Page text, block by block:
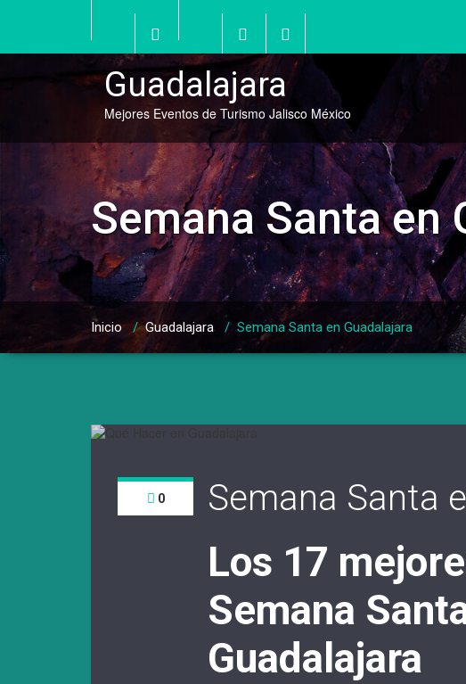
Guadalajara
Mejores Eventos de Turismo Jalisco México
Semana Santa en
Inicio/Guadalajara/ Semana Santa en Guadalajara
0 Semana Santa
Los 17
Semana
Guadalajara